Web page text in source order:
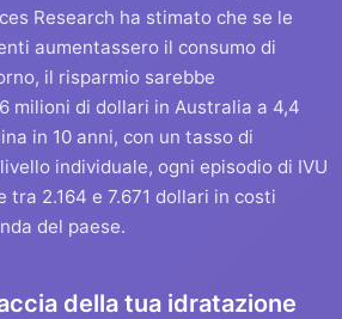
Research ha stimato che se le
aumentassero il consumo di
il risparmio sarebbe
milioni di dollari in Australia a 4,4
in 10 anni, con un tasso di
individuale, ogni episodio di IVU
2.164 e 7.671 dollari in costi
del paese.
della tua idratazione